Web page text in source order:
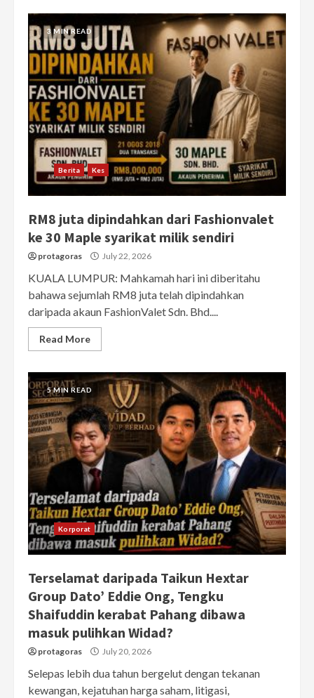
3 MIN READ
Berita Kes
RM8 juta dipindahkan dari Fashionvalet
ke 30 Maple syarikat milik sendiri
protagoras July 22, 2026
KUALA LUMPUR: Mahkamah hari ini diberitahu
bahawa sejumlah RM8 juta telah dipindahkan
daripada akaun FashionValet Sdn. Bhd....
Read More
5 MIN READ
Korporat
Terselamat daripada Taikun Hextar
Group Dato’ Eddie Ong, Tengku
Shaifuddin kerabat Pahang dibawa
masuk pulihkan Widad?
protagoras July 20, 2026
Selepas lebih dua tahun bergelut dengan tekanan
kewangan, kejatuhan harga saham, litigasi,